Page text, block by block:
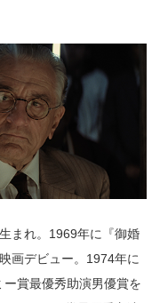
まれ。1969年に『御婚
画デビュー。1974年に
ー賞最優秀助演男優賞を